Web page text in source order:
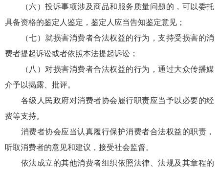
（六）投诉事项涉及商品和服务质量问题的，可以委托
具备资格的鉴定人鉴定，鉴定人应当告知鉴定意见；
（七）就损害消费者合法权益的行为，支持受损害的消
费者提起诉讼或者依照本法提起诉讼；
（八）对损害消费者合法权益的行为，通过大众传播媒
介予以揭露、批评。
各级人民政府对消费者协会履行职责应当予以必要的经
费等支持。
消费者协会应当认真履行保护消费者合法权益的职责，
听取消费者的意见和建议，接受社会监督。
依法成立的其他消费者组织依照法律、法规及其章程的